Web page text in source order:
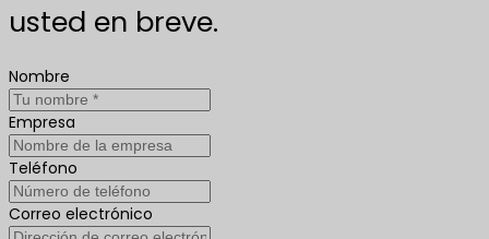
usted en breve.
Nombre
Empresa
Teléfono
Correo electrónico